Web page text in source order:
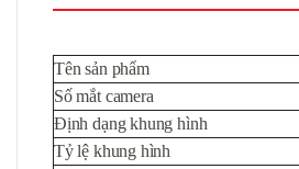
Tên sản phẩm
Số mắt camera
Định dạng khung hình
Tỷ lệ khung hình